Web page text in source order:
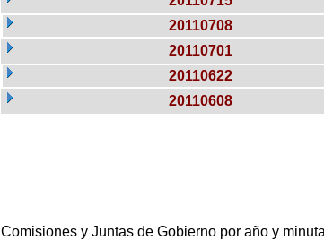
20110708
20110701
20110622
20110608
Comisiones y Juntas de Gobierno por año y